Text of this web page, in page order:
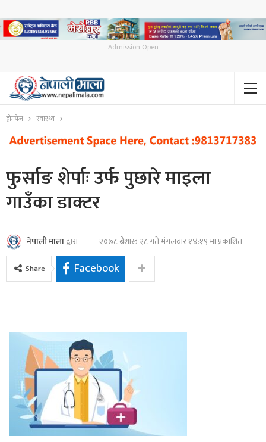
Admission Open
होमपेज स्वास्थ्य
फुर्साङ शेर्पाः उर्फ पुछारे माइला
गाउँका डाक्टर
नेपाली मालाद्वारा २०७८ बैशाख २८ गते मंगलवार १४:१९ मा प्रकाशित
Share Facebook